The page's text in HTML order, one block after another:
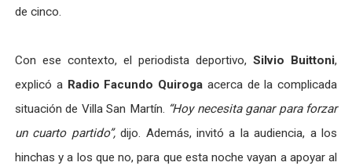
de cinco.
Con ese contexto, el periodista deportivo, Silvio Buittoni,
explicó a Radio Facundo Quiroga acerca de la complicada
situación de Villa San Martín. “Hoy necesita ganar para forzar
un cuarto partido”,dijo. Además, invitó a la audiencia, a los
hinchas y a los que no, para que esta noche vayan a apoyar al